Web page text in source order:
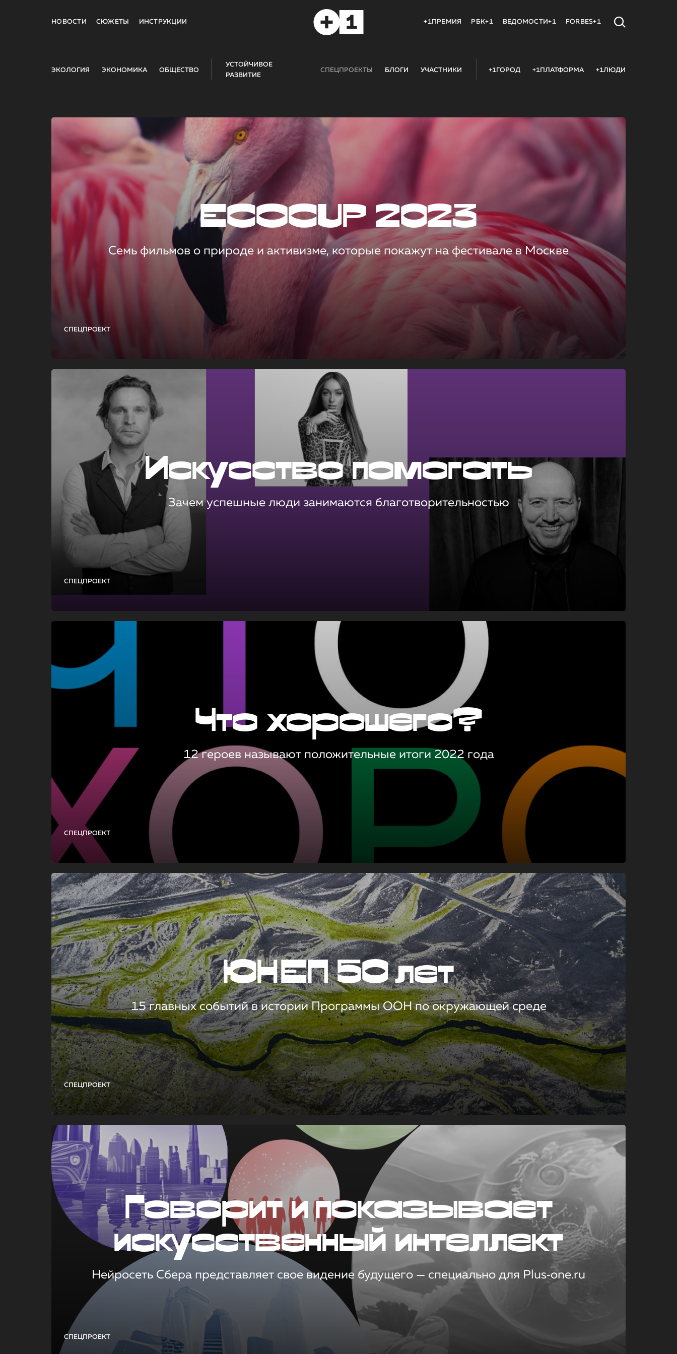
НОВОСТИ СЮЖЕТЫ ИНСТРУКЦИИ +1ПРЕМИЯ РБК+1 ВЕДОМОСТИ+1 FORBES+1
ЭКОЛОГИЯ ЭКОНОМИКА ОБЩЕСТВО
УСТОЙЧИВОЕ
РАЗВИТИЕ
СПЕЦПРОЕКТЫ БЛОГИ УЧАСТНИКИ +1ГОРОД +1ПЛАТФОРМА +1ЛЮДИ
СПЕЦПРОЕКТ
ECOCUP 2023
Семь фильмов о природе и активизме, которые покажут на фестивале в Москве
СПЕЦПРОЕКТ
Искусство помогать
Зачем успешные люди занимаются благотворительностью
СПЕЦПРОЕКТ
Что хорошего?
12 героев называют положительные итоги 2022 года
СПЕЦПРОЕКТ
ЮНЕП 50 лет
15 главных событий в истории Программы ООН по окружающей среде
СПЕЦПРОЕКТ
Говорит и показывает
искусственный интеллект
Нейросеть Сбера представляет свое видение будущего — специально для Plus‑one.ru